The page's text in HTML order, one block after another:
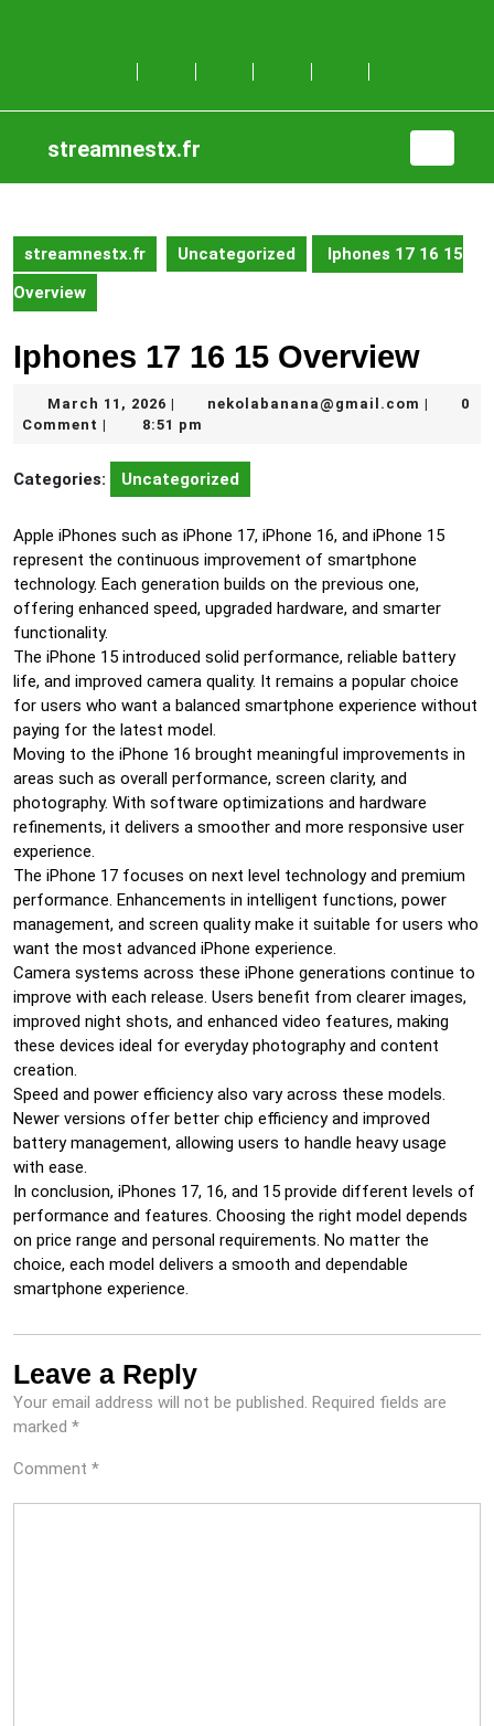
streamnestx.fr
streamnestx.fr Uncategorized
Iphones 17 16 15
Overview
Iphones 17 16 15 Overview
March 11, 2026 March
11,
nekolabanana@gmail.com
0
Comment
8:51 pm
Categories: Uncategorized
Apple iPhones such as iPhone 17, iPhone 16, and iPhone 15
represent the continuous improvement of smartphone
technology. Each generation builds on the previous one,
offering enhanced speed, upgraded hardware, and smarter
functionality.
The iPhone 15 introduced solid performance, reliable battery
life, and improved camera quality. It remains a popular choice
for users who want a balanced smartphone experience without
paying for the latest model.
Moving to the iPhone 16 brought meaningful improvements in
areas such as overall performance, screen clarity, and
photography. With software optimizations and hardware
refinements, it delivers a smoother and more responsive user
experience.
The iPhone 17 focuses on next level technology and premium
performance. Enhancements in intelligent functions, power
management, and screen quality make it suitable for users who
want the most advanced iPhone experience.
Camera systems across these iPhone generations continue to
improve with each release. Users benefit from clearer images,
improved night shots, and enhanced video features, making
these devices ideal for everyday photography and content
creation.
Speed and power efficiency also vary across these models.
Newer versions offer better chip efficiency and improved
battery management, allowing users to handle heavy usage
with ease.
In conclusion, iPhones 17, 16, and 15 provide different levels of
performance and features. Choosing the right model depends
on price range and personal requirements. No matter the
choice, each model delivers a smooth and dependable
smartphone experience.
Leave a Reply
Your email address will not be published. Required fields are
marked *
Comment *